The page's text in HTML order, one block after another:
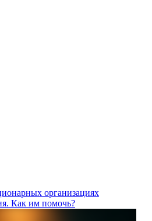
организациях
Как им помочь?